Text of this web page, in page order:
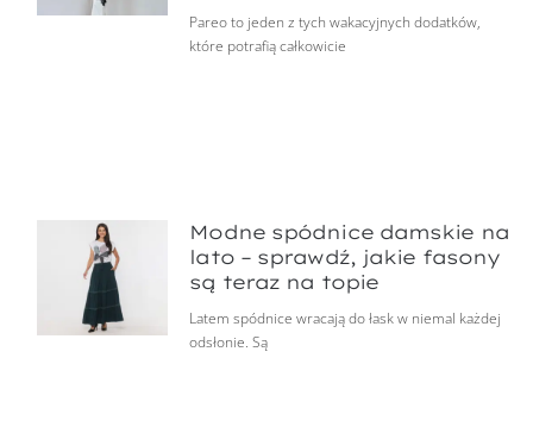
Pareo to jeden z tych wakacyjnych dodatków,
które potrafią całkowicie
Modne spódnice damskie na
lato – sprawdź, jakie fasony
są teraz na topie
Latem spódnice wracają do łask w niemal każdej
odsłonie. Są